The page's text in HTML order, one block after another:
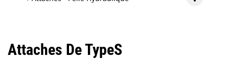
Attaches De TypeS